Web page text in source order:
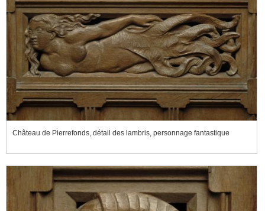
Château de Pierrefonds, détail des lambris, personnage fantastique